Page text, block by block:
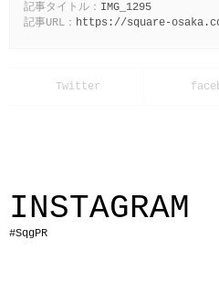
記事タイトル： IMG_1295
記事URL： https://square-
INSTAGRAM
#SqgPR